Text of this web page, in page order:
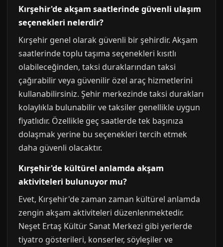
Kırşehir'de akşam saatlerinde güvenli ulaşım
seçenekleri nelerdir?
Kırşehir genel olarak güvenli bir şehirdir. Akşam
saatlerinde toplu taşıma seçenekleri kısıtlı
olabileceğinden, taksi duraklarından taksi
çağırabilir veya güvenilir özel araç hizmetlerini
kullanabilirsiniz. Şehir merkezinde taksi durakları
kolaylıkla bulunabilir ve taksiler genellikle uygun
fiyatlıdır. Özellikle geç saatlerde tek başınıza
dolaşmak yerine bu seçenekleri tercih etmek
daha güvenli olacaktır.
Kırşehir'de kültürel anlamda akşam
aktiviteleri bulunuyor mu?
Evet, Kırşehir'de zaman zaman kültürel anlamda
zengin akşam aktiviteleri düzenlenmektedir.
Neşet Ertaş Kültür Sanat Merkezi gibi yerlerde
tiyatro gösterileri, konserler, söyleşiler ve